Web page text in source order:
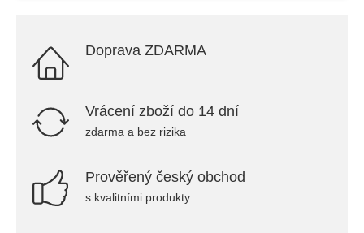
Doprava ZDARMA
Vrácení zboží do 14 dní
zdarma a bez rizika
Prověřený český obchod
s kvalitními produkty